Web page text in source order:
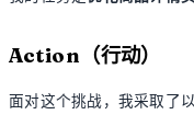
Action（行动）
面对这个挑战，我采取了以